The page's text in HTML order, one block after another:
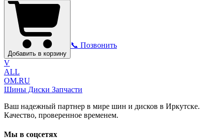
Добавить в корзину
📞 Позвонить
V
ALL
OM.RU
Шины Диски Запчасти
Ваш надежный партнер в мире шин и дисков в Иркутске.
Качество, проверенное временем.
Мы в соцсетях